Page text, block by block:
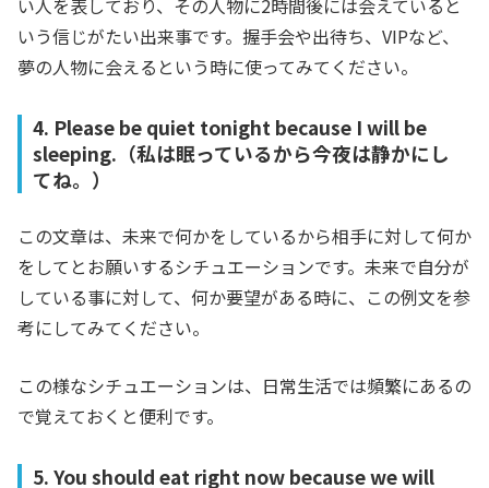
いう信じがたい出来事です。握手会や出待ち、VIPなど、
夢の人物に会えるという時に使ってみてください。
4. Please be quiet tonight because I will be
sleeping.（私は眠っているから今夜は静かにし
てね。）
この文章は、未来で何かをしているから相手に対して何か
をしてとお願いするシチュエーションです。未来で自分が
している事に対して、何か要望がある時に、この例文を参
考にしてみてください。
この様なシチュエーションは、日常生活では頻繁にあるの
で覚えておくと便利です。
5. You should eat right now because we will